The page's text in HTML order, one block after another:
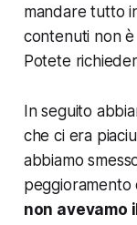
mandare tutto
contenuti non è
Potete
In seguito
che ci era
abbiamo
non avevamo